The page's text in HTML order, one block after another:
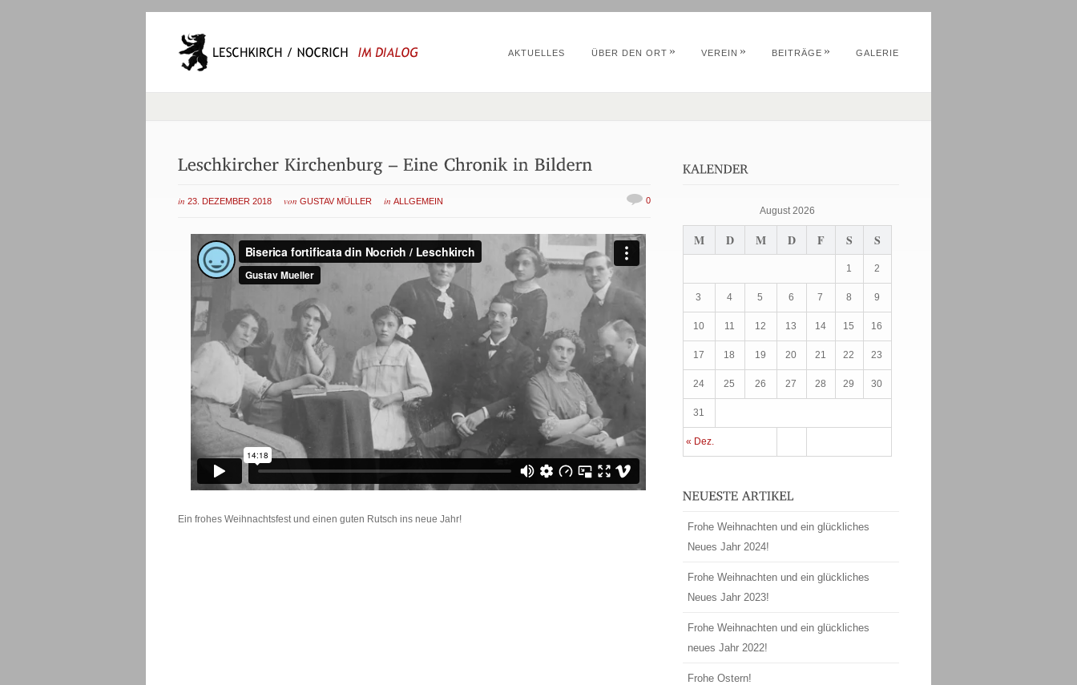
AKTUELLES ÜBER DEN ORT » VEREIN » BEITRÄGE » GALERIE
in 23. DEZEMBER 2018 von GUSTAV MÜLLER in ALLGEMEIN 0
Ein frohes Weihnachtsfest und einen guten Rutsch ins neue Jahr!
August 2026
M D M D F S S
« Dez.
1 2
3 4 5 6 7 8 9
10 11 12 13 14 15 16
17 18 19 20 21 22 23
24 25 26 27 28 29 30
31
Frohe Weihnachten und ein glückliches
Neues Jahr 2024!
Frohe Weihnachten und ein glückliches
Neues Jahr 2023!
Frohe Weihnachten und ein glückliches
neues Jahr 2022!
Frohe Ostern!